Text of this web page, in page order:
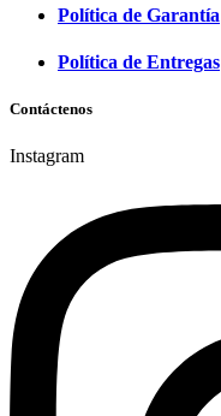
Política de Garantía
Política de Entregas
Contáctenos
Instagram